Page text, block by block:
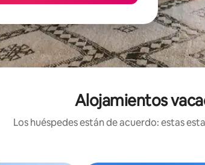
Alojamientos
Los huéspedes están de acuerdo: estas